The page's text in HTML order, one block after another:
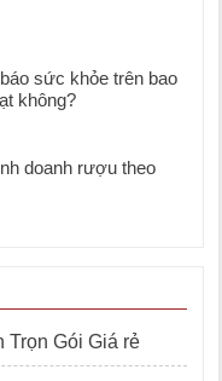
sức khỏe trên bao
không?
doanh rượu theo
Trọn Gói Giá rẻ